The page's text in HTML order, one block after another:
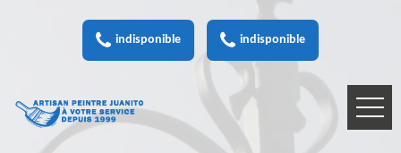
indisponible indisponible